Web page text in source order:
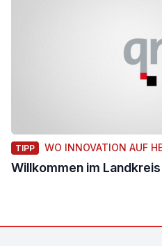
TIPP WO INNOVATION AUF
Willkommen im